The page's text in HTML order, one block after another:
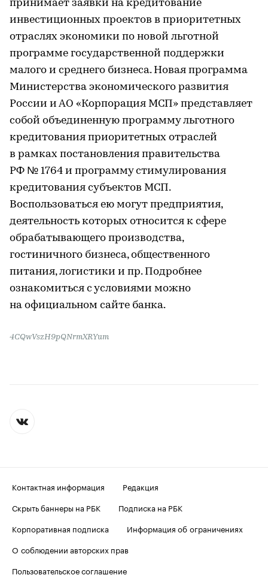
принимает заявки на кредитование
инвестиционных проектов в приоритетных
отраслях экономики по новой льготной
программе государственной поддержки
малого и среднего бизнеса. Новая программа
Министерства экономического развития
России и АО «Корпорация МСП» представляет
собой объединенную программу льготного
кредитования приоритетных отраслей
в рамках постановления правительства
РФ № 1764 и программу стимулирования
кредитования субъектов МСП.
Воспользоваться ею могут предприятия,
деятельность которых относится к сфере
обрабатывающего производства,
гостиничного бизнеса, общественного
питания, логистики и пр. Подробнее
ознакомиться с условиями можно
на официальном сайте банка.
4CQwVszH9pQNrmXRYum
Контактная информация
Редакция
Скрыть баннеры на РБК
Подписка на РБК
Корпоративная подписка
Информация об ограничениях
О соблюдении авторских прав
Пользовательское соглашение